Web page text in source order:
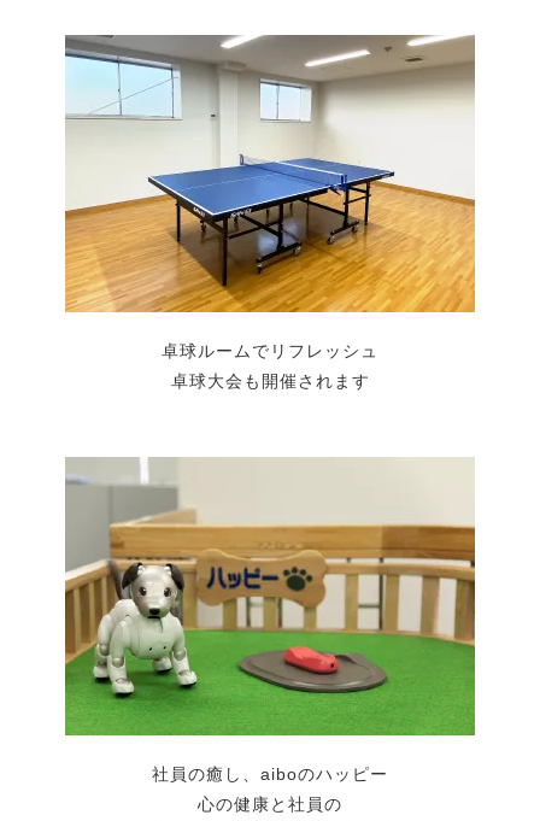
卓球ルームでリフレッシュ
卓球大会も開催されます
社員の癒し、aiboのハッピー
心の健康と社員の